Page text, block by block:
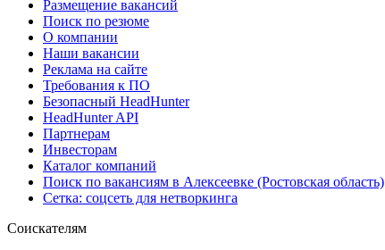
Размещение вакансий
Поиск по резюме
О компании
Наши вакансии
Реклама на сайте
Требования к ПО
Безопасный HeadHunter
HeadHunter API
Партнерам
Инвесторам
Каталог компаний
Поиск по вакансиям в Алексеевке (Ростовская область)
Сетка: соцсеть для нетворкинга
Соискателям